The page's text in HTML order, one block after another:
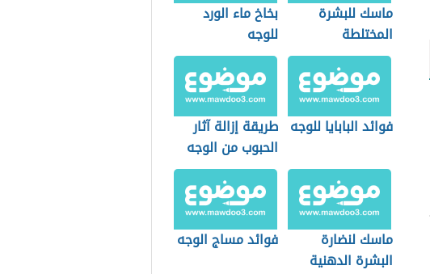
ماسك للبشرة
المختلطة
بخاخ ماء الورد
للوجه
فوائد البابايا للوجه طريقة إزالة آثار
الحبوب من الوجه
ماسك لنضارة
البشرة الدهنية
فوائد مساج الوجه